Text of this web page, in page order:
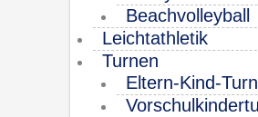
Beachvolleyball
Leichtathletik
Turnen
Eltern-Kind-